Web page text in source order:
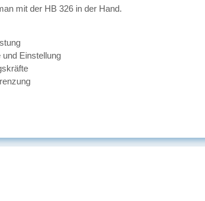
mit der HB 326 in der Hand.
und Einstellung